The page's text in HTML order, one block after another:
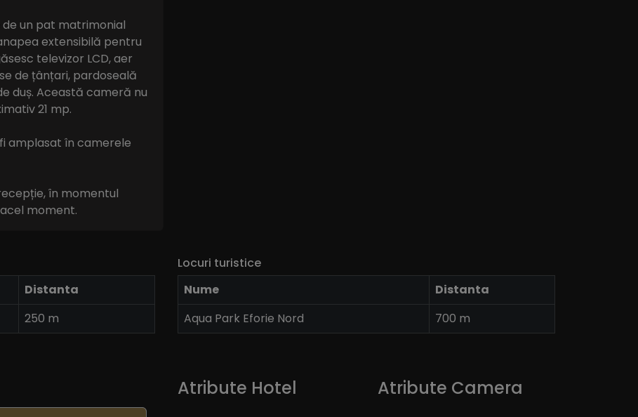
de un pat matrimonial
extensibilă pentru
televizor LCD, aer
de țânțari, pardoseală
duș. Această cameră nu
21 mp.
amplasat în camerele
în momentul
moment.
Distanta
250 m
Locuri turistice
Nume
Distanta
Aqua Park Eforie Nord
700 m
Atribute Hotel Atribute Camera